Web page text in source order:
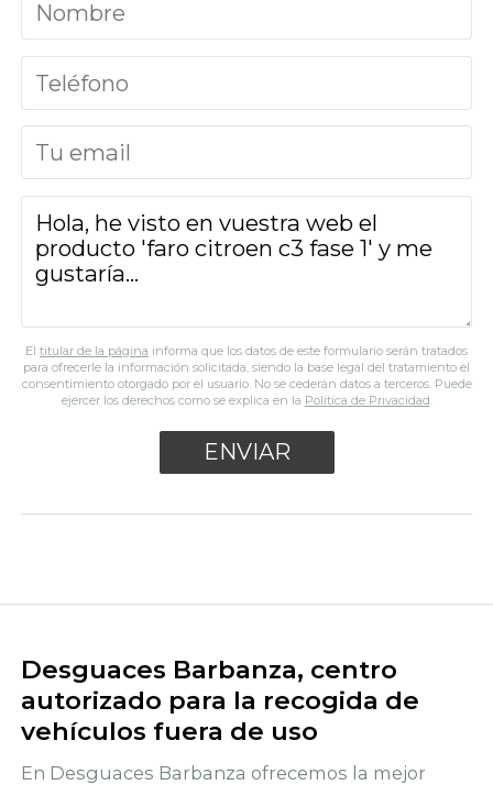
El titular de la página informa que los datos de este formulario serán tratados
para ofrecerle la información solicitada, siendo la base legal del tratamiento el
consentimiento otorgado por el usuario. No se cederán datos a terceros. Puede
ejercer los derechos como se explica en la Política de Privacidad.
Desguaces Barbanza, centro
autorizado para la recogida de
vehículos fuera de uso
En Desguaces Barbanza ofrecemos la mejor